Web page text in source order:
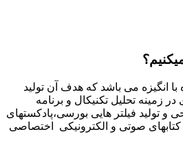
می باشد که هدف آن تولید
تحلیل تکنیکال و برنامه
فیلتر هایی بورسی،پادکستهای
صوتی و الکترونیکی اختصاصی